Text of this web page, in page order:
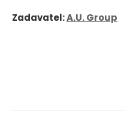
Zadavatel:A.U. Group